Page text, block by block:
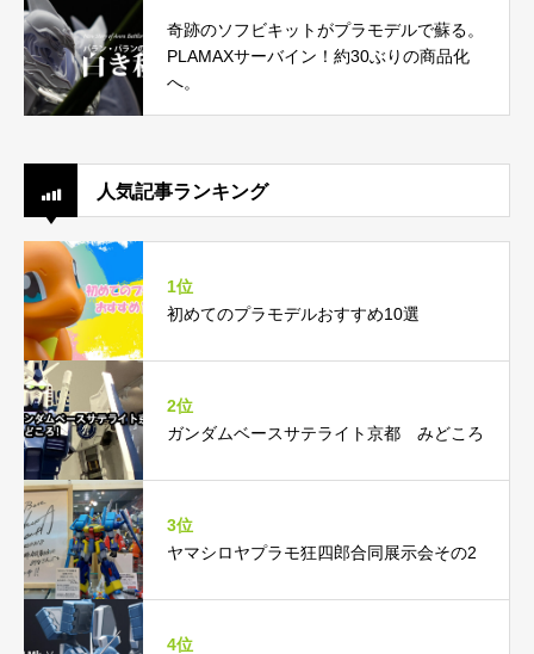
奇跡のソフビキットがプラモデルで蘇る。
PLAMAXサーバイン！約30ぶりの商品化
へ。
人気記事ランキング
1位
初めてのプラモデルおすすめ10選
2位
ガンダムベースサテライト京都 みどころ
3位
ヤマシロヤプラモ狂四郎合同展示会その2
4位